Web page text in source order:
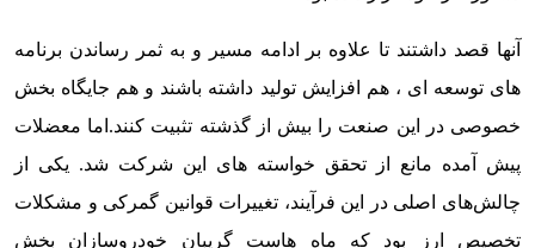
آنها قصد داشتند تا علاوه بر ادامه مسیر و به ثمر رساندن برنامه
های توسعه ای ، هم افزایش تولید داشته باشند و هم جایگاه بخش
خصوصی در این صنعت را بیش از گذشته تثبیت کنند. اما معضلات
پیش آمده مانع از تحقق خواسته های این شرکت شد. یکی از
چالش‌های اصلی در این فرآیند، تغییرات قوانین گمرکی و مشکلات
تخصیص ارز بود که ماه هاست گریبان خودروسازان بخش